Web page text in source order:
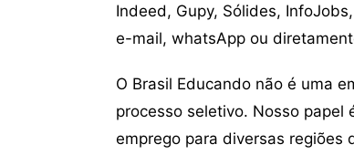
Indeed, Gupy, Sólides,
e-mail, whatsApp ou
O Brasil Educando não é uma
processo seletivo. Nosso
emprego para diversas regiões